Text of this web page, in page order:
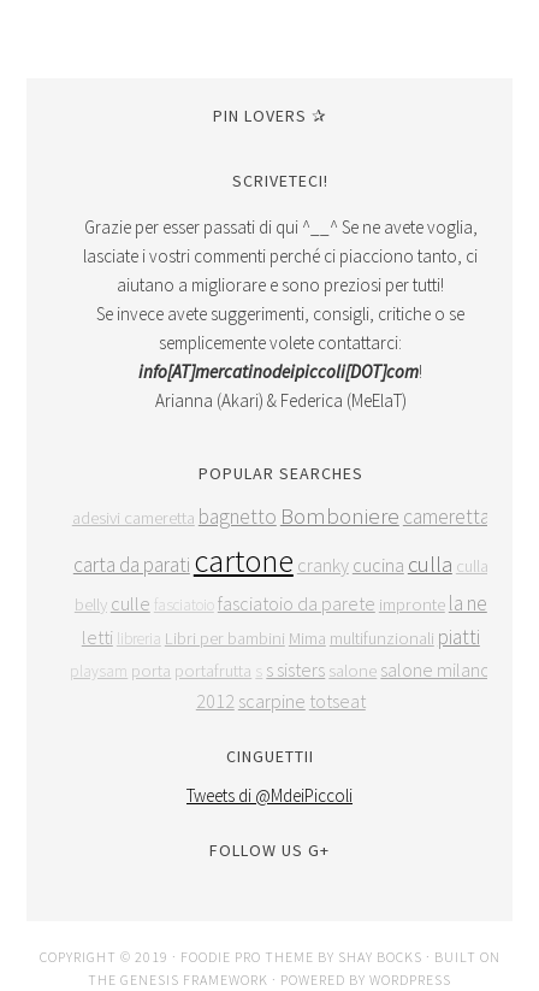
PIN LOVERS ✰
SCRIVETECI!
Grazie per esser passati di qui ^__^ Se ne avete voglia,
lasciate i vostri commenti perché ci piacciono tanto, ci
aiutano a migliorare e sono preziosi per tutti!
Se invece avete suggerimenti, consigli, critiche o se
semplicemente volete contattarci:
info[AT]mercatinodeipiccoli[DOT]com!
Arianna (Akari) & Federica (MeElaT)
POPULAR SEARCHES
adesivi cameretta bagnetto Bomboniere cameretta
carta da parati cartone cranky cucina culla culla
belly culle fasciatoiofasciatoio da parete impronte la ne
letti libreria Libri per bambini Mima multifunzionali piatti
playsam porta portafrutta s s sisters salone salone milano
2012 scarpine totseat
CINGUETTII
Tweets di @MdeiPiccoli
FOLLOW US G+
COPYRIGHT © 2019 · FOODIE PRO THEME BY SHAY BOCKS · BUILT ON
THE GENESIS FRAMEWORK · POWERED BY WORDPRESS